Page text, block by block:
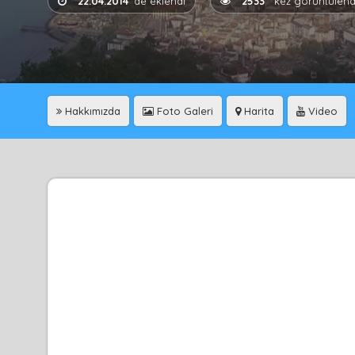
Hakkımızda Foto Galeri Harita Video